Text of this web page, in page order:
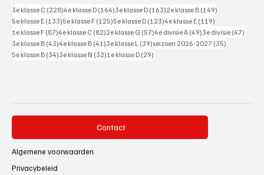
3e klasse C (228)228 posts
4e klasse D (164)164 posts
3e klasse D (163)163 posts
2e klasse B (149)
5e klasse E (133)133 posts
5e klasse F (125)125 posts
5e klasse D (123)123 posts
4e klasse E (119)
1e klasse F (87)87 posts
4e klasse C (82)82 posts
2e klasse G (57)57 posts
4e divisie A (49)49 posts
3e divisie (47)
3e klasse B (43)43 posts
4e klasse B (41)41 posts
3e klasse L (39)39 posts
seizoen 2026-2027 (35)
5e klasse B (34)34 posts
3e klasse N (32)32 posts
1e klasse D (29)
Contact
Algemene voorwaarden
Privacybeleid